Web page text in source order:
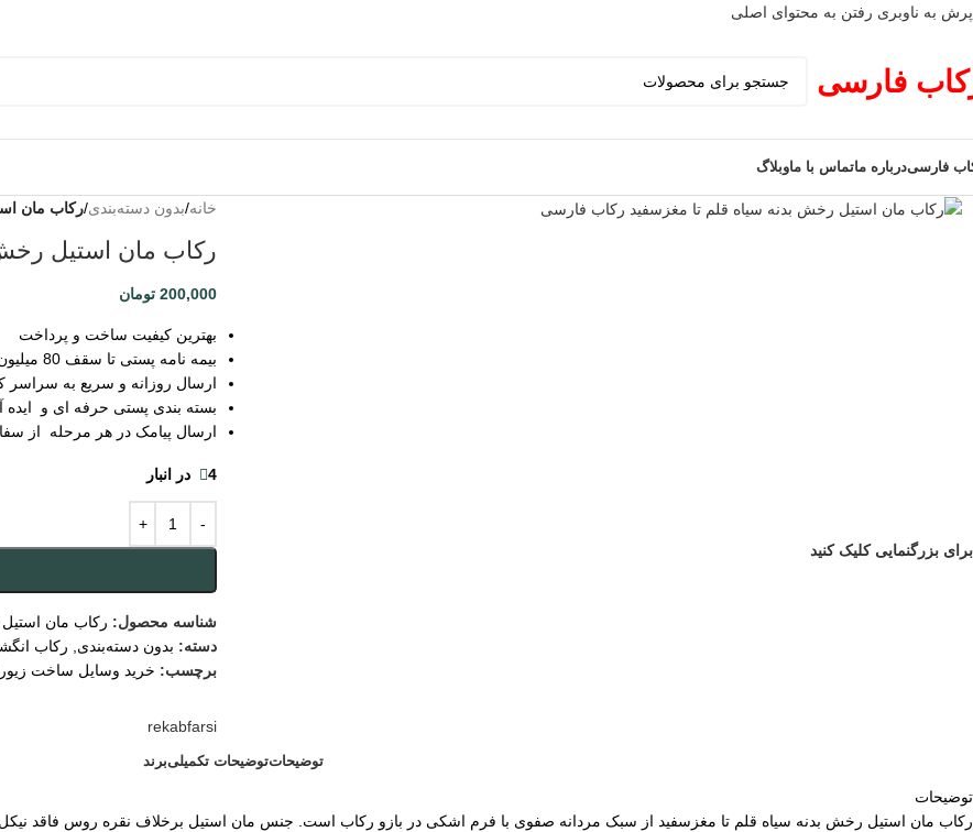
پرش به ناوبری رفتن به محتوای اصلی
فارسی
فارسیدرباره ماتماس با ماوبلاگ
به من
پیامک
محصول
حراج شد
ثبت
برای بزرگنمایی کلیک کنید
خانه/بدون دسته‌بندی/رکاب مان
رکاب مان استیل
200,000 تومان
بهترین کیفیت ساخت و پرداخت
بیمه نامه پستی تا سقف 80 میلیون
ارسال روزانه و سریع به سراسر
بسته بندی پستی حرفه ای و ایده
ارسال پیامک در هر مرحله از
4 در انبار
شناسه محصول: رکاب مان
دسته: بدون دسته‌بندی
رکاب
برچسب: خرید وسایل ساخت
rekabfarsi
توضیحاتتوضیحات تکمیلیبرند
توضیحات
رکاب مان استیل رخش بدنه سیاه قلم تا مغزسفید از سبک مردانه صفوی با فرم اشکی در بازو رکاب است. جنس مان استیل برخلاف نقره روس فاقد